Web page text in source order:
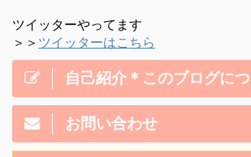
ツイッターやってます
＞＞ ツイッターはこちら
自己紹介＊このブログに
お問い合わせ